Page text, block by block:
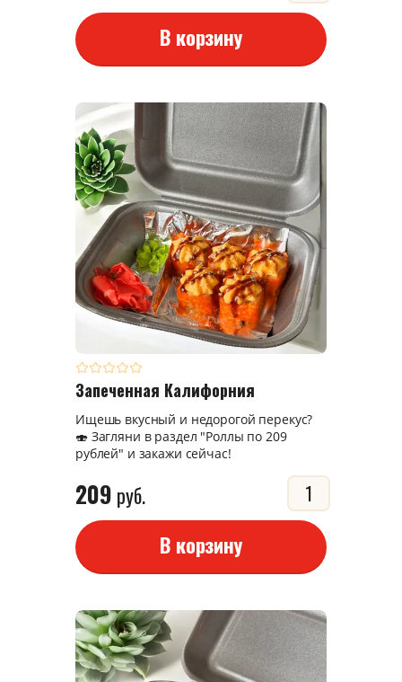
В корзину
Запеченная Калифорния
Ищешь вкусный и недорогой перекус?
🍣 Загляни в раздел "Роллы по 209
рублей" и закажи сейчас!
209 руб.
В корзину